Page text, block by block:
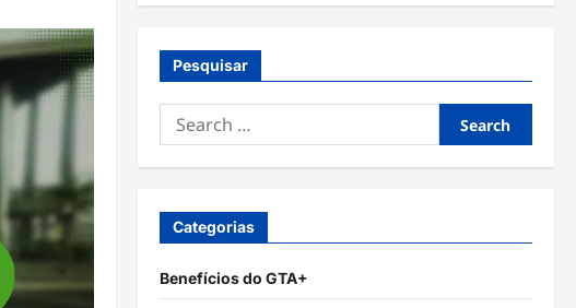
Pesquisar
Search
for:
Categorias
Benefícios do GTA+